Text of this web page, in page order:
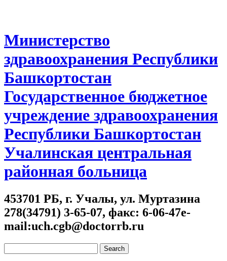
Министерство
здравоохранения Республики
Башкортостан
Государственное бюджетное
учреждение здравоохранения
Республики Башкортостан
Учалинская центральная
районная больница
453701 РБ, г. Учалы, ул. Муртазина
278(34791) 3-65-07, факс: 6-06-47e-
mail:uch.cgb@doctorrb.ru